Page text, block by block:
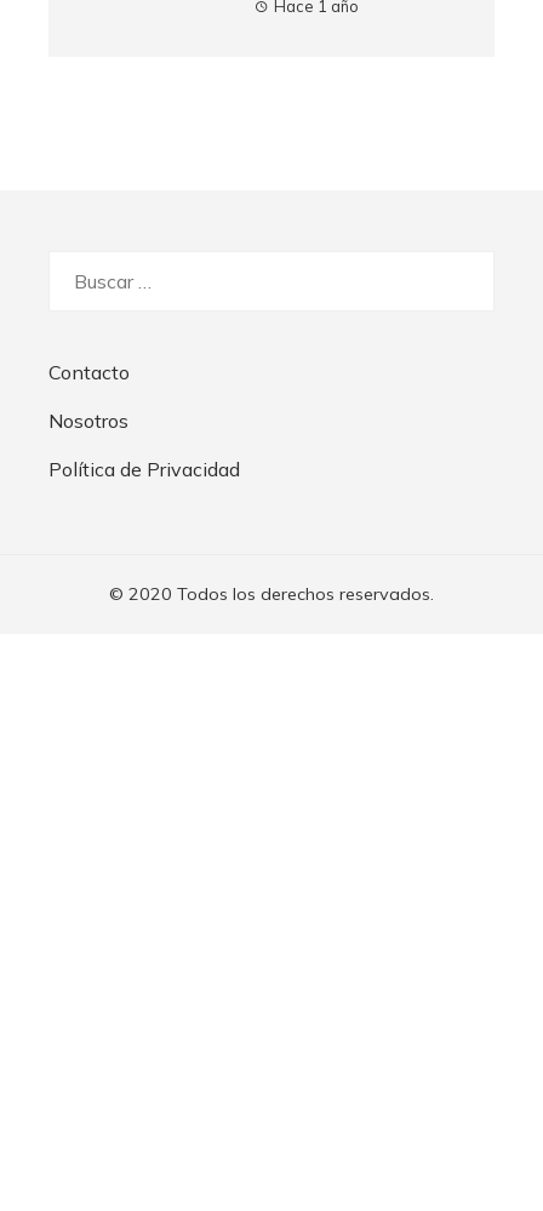
Hace 1 año
Contacto
Nosotros
Política de Privacidad
© 2020 Todos los derechos reservados.